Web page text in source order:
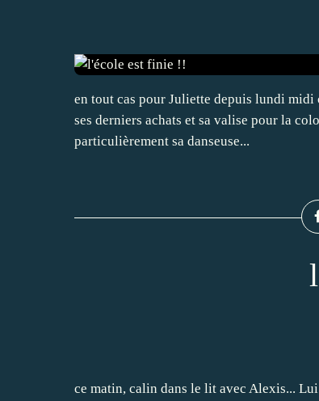
en tout cas pour Juliette depuis lundi midi
ses derniers achats et sa valise pour la
particulièrement sa danseuse...
ce matin, calin dans le lit avec Alexis...